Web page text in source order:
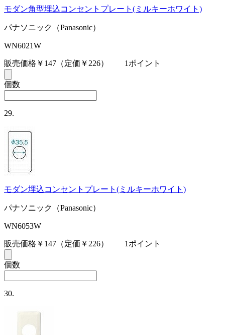
モダン角型埋込コンセントプレート(ミルキーホワイト)
パナソニック（Panasonic）
WN6021W
販売価格￥147 （定価￥226） 1ポイント
個数
29.
モダン埋込コンセントプレート(ミルキーホワイト)
パナソニック（Panasonic）
WN6053W
販売価格￥147 （定価￥226） 1ポイント
個数
30.